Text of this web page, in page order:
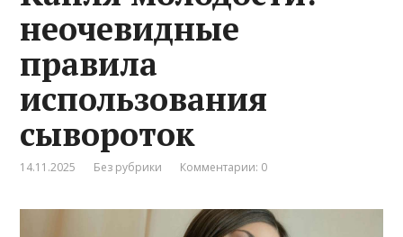
неочевидные
правила
использования
сывороток
14.11.2025 Без рубрики Комментарии: 0